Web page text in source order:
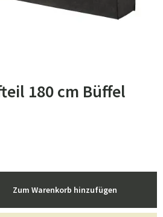
180 cm Büffel
Zum Warenkorb hinzufügen